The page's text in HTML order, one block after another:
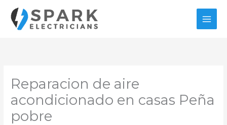
contenido
Reparacion de aire
acondicionado en casas Peña
pobre